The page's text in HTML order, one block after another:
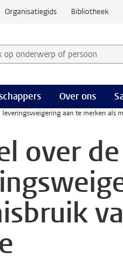
Organisatiegids Bibliotheek
onderwerp of
Over ons
aan te merken als
over